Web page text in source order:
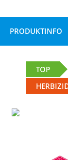
PRODUKTINFO
TOP